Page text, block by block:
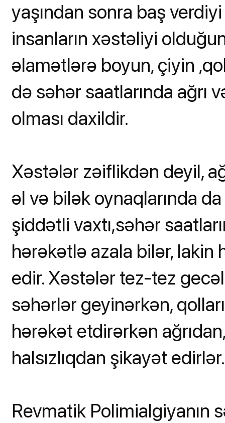
yaşından sonra baş
insanların xəstəliyi
əlamətlərə boyun, çiyin
də səhər saatlarında ağrı
olması daxildir.
Xəstələr zəiflikdən deyil,
əl və bilək oynaqlarında
şiddətli vaxtı,səhər
hərəkətlə azala bilər,
edir. Xəstələr tez-tez
səhərlər geyinərkən,
hərəkət etdirərkən
halsızlıqdan şikayət edirlər.
Revmatik Polimialgiyanın